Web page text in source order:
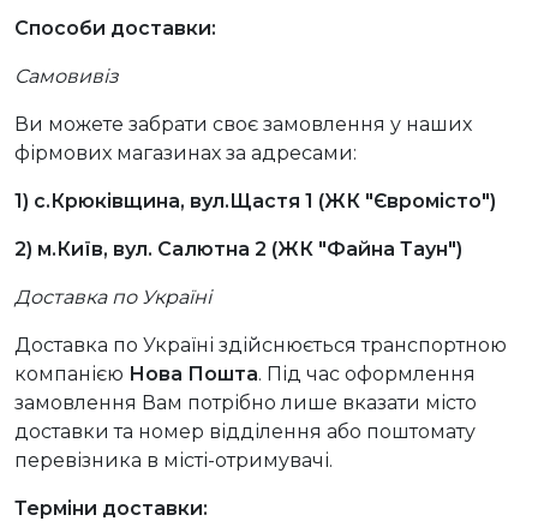
Способи доставки:
Самовивіз
Ви можете забрати своє замовлення у наших
фірмових магазинах за адресами:
1) с.Крюківщина, вул.Щастя 1 (ЖК "Євромісто")
2) м.Київ, вул. Салютна 2 (ЖК "Файна Таун")
Доставка по Україні
Доставка по Україні здійснюється транспортною
компанією Нова Пошта. Під час оформлення
замовлення Вам потрібно лише вказати місто
доставки та номер відділення або поштомату
перевізника в місті-отримувачі.
Терміни доставки: